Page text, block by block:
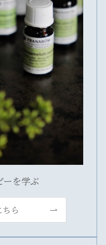
ーを学ぶ
ちら